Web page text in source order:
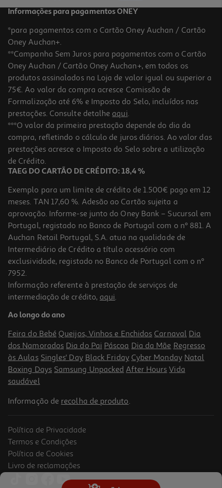
4.5
Smartphone Tcl 60 Se Nxtpaper 5g 8/256gb Gray
169.99 €/un
169,99 €
Smartphone Motorola G56 5g 8gb 512gb Preto
229.99 €/un
229,99 €
Smartphone Xiaomi Redmi 15c (6.9'' 4/128gb Moonlight Blue)
Informações para pagamentos ONEY
*para pagamentos com o Cartão Oney Auchan / Cartão
Oney Auchan+.
**Campanha Sem Juros para pagamentos com o Cartão
Oney Auchan / Cartão Oney Auchan+, em todos os
produtos assinalados na Loja de valor igual ou superior a
75€. Ao valor da compra acresce Comissão de
Formalização até 6% e Imposto do Selo, incluídos nas
prestações. Consulte detalhe aqui.
***O valor da primeira prestação depende do dia da
compra, refletindo o cálculo de juros diários. Ao valor das
prestações acresce o Imposto do Selo sobre a utilização
de Crédito.
TAEG DO CARTÃO DE CRÉDITO: 18,4 %
Exemplo para um limite de crédito de 1.500€ pago em 12
meses. TAN 17,60 %. Adesão ao Cartão sujeita a
aprovação. Informe-se junto do Oney Bank – Sucursal em
Portugal, registado no Banco de Portugal com o nº 881. A
Auchan Retail Portugal, S.A. atua na qualidade de
Intermediário de Crédito a título acessório com
exclusividade, registado no Banco de Portugal com o nº
7952.
Informação referente à prestação de serviços de
intermediação de crédito, aqui.
Ao longo do ano
Feira do Bebé Queijos, Vinhos e Enchidos Carnaval Dia
dos Namorados Dia do Pai Páscoa Dia da Mãe Regresso
às Aulas Singles' Day Black Friday Cyber Monday Natal
Boxing Days Samsung Unpacked After Hours Vida
saudável
Informação de recolha de produto.
Política de Privacidade
Termos e Condições
Política de Cookies
Livro de reclamações